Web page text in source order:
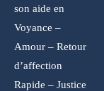
son aide en
Voyance –
Amour – Retour
d’affection
Rapide – Justice